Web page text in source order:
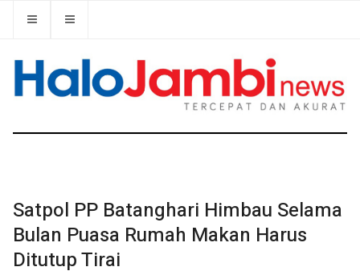
Satpol PP Batanghari Himbau Selama
Bulan Puasa Rumah Makan Harus
Ditutup Tirai